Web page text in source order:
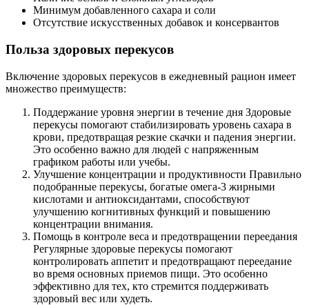
Минимум добавленного сахара и соли
Отсутствие искусственных добавок и консервантов
Польза здоровых перекусов
Включение здоровых перекусов в ежедневный рацион имеет
множество преимуществ:
Поддержание уровня энергии в течение дня Здоровые
перекусы помогают стабилизировать уровень сахара в
крови, предотвращая резкие скачки и падения энергии.
Это особенно важно для людей с напряженным
графиком работы или учебы.
Улучшение концентрации и продуктивности Правильно
подобранные перекусы, богатые омега-3 жирными
кислотами и антиоксидантами, способствуют
улучшению когнитивных функций и повышению
концентрации внимания.
Помощь в контроле веса и предотвращении переедания
Регулярные здоровые перекусы помогают
контролировать аппетит и предотвращают переедание
во время основных приемов пищи. Это особенно
эффективно для тех, кто стремится поддерживать
здоровый вес или худеть.